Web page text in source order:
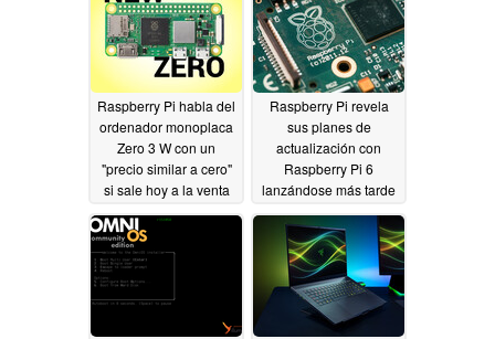
Raspberry Pi habla del
ordenador monoplaca
Zero 3 W con un
"precio similar a cero"
si sale hoy a la venta
05/28/2026
Raspberry Pi revela
sus planes de
actualización con
Raspberry Pi 6
lanzándose más tarde
05/27/2026